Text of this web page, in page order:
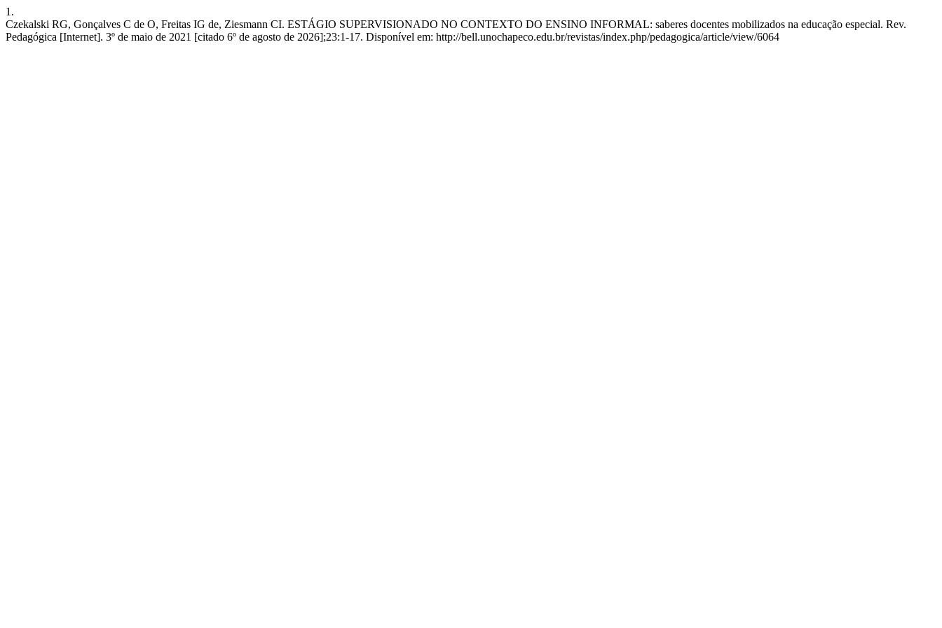
1.
Czekalski RG, Gonçalves C de O, Freitas IG de, Ziesmann CI. ESTÁGIO SUPERVISIONADO NO CONTEXTO DO ENSINO INFORMAL: saberes docentes mobilizados na educação especial. Rev.
Pedagógica [Internet]. 3º de maio de 2021 [citado 6º de agosto de 2026];23:1-17. Disponível em: http://bell.unochapeco.edu.br/revistas/index.php/pedagogica/article/view/6064